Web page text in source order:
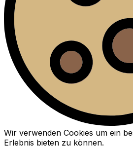
Wir verwenden Cookies um ein
Erlebnis bieten zu können.